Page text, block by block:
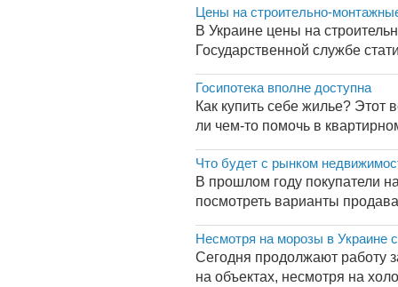
Цены на строительно-
В Украине цены на
Государственной службе
Госипотека вполне доступна
Как купить себе жилье? Этот
ли чем-то помочь в
Что будет с рынком
В прошлом году покупатели
посмотреть варианты
Несмотря на морозы в Украине
Сегодня продолжают работу
на объектах, несмотря на